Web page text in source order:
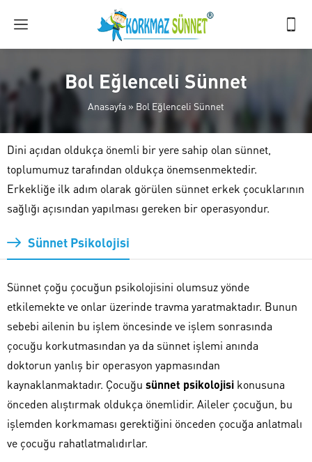
Bol Eğlenceli Sünnet
Anasayfa » Bol Eğlenceli Sünnet
Dini açıdan oldukça önemli bir yere sahip olan sünnet,
toplumumuz tarafından oldukça önemsenmektedir.
Erkekliğe ilk adım olarak görülen sünnet erkek çocuklarının
sağlığı açısından yapılması gereken bir operasyondur.
Sünnet Psikolojisi
Sünnet çoğu çocuğun psikolojisini olumsuz yönde
etkilemekte ve onlar üzerinde travma yaratmaktadır. Bunun
sebebi ailenin bu işlem öncesinde ve işlem sonrasında
çocuğu korkutmasından ya da sünnet işlemi anında
doktorun yanlış bir operasyon yapmasından
kaynaklanmaktadır. Çocuğu sünnet psikolojisi konusuna
önceden alıştırmak oldukça önemlidir. Aileler çocuğun, bu
işlemden korkmaması gerektiğini önceden çocuğa anlatmalı
ve çocuğu rahatlatmalıdırlar.